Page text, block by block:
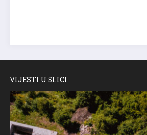
VIJESTI U SLICI